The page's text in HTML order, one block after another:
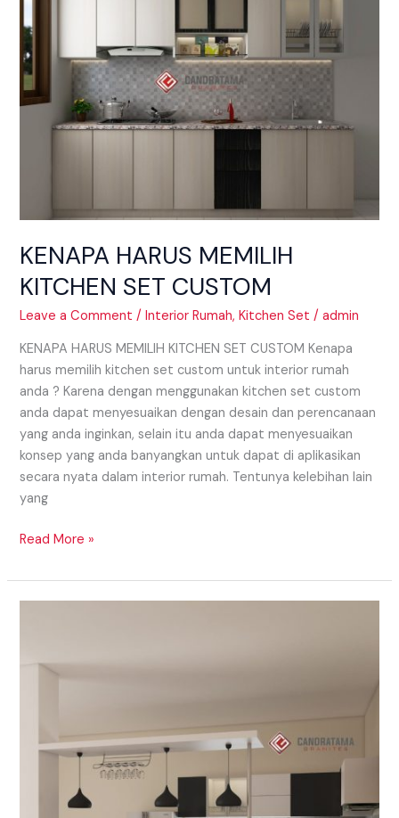
KENAPA HARUS MEMILIH
KITCHEN SET CUSTOM
Leave a Comment /Interior Rumah,Kitchen Set /admin
KENAPA HARUS MEMILIH KITCHEN SET CUSTOM Kenapa
harus memilih kitchen set custom untuk interior rumah
anda ? Karena dengan menggunakan kitchen set custom
anda dapat menyesuaikan dengan desain dan perencanaan
yang anda inginkan, selain itu anda dapat menyesuaikan
konsep yang anda banyangkan untuk dapat di aplikasikan
secara nyata dalam interior rumah. Tentunya kelebihan lain
yang
SET
CUSTOM
Read More »
BAWAH